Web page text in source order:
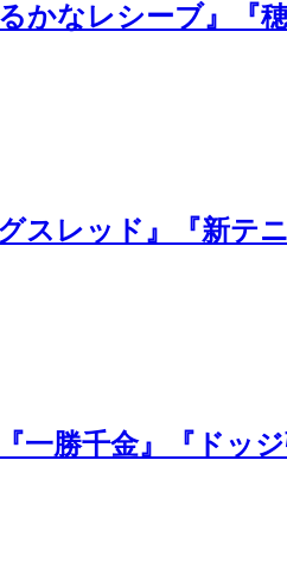
かなレシーブ』『
スレッド』『新テ
一勝千金』『ドッ